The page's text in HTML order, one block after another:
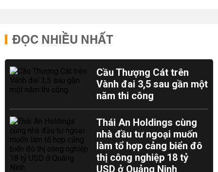
ĐỌC NHIỀU NHẤT
Cầu Thượng Cát trên
Vành đai 3,5 sau gần một
năm thi công
Thái An Holdings cùng
nhà đầu tư ngoại muốn
làm tổ hợp cảng biển đô
thị công nghiệp 18 tỷ
USD ở Quảng Ninh